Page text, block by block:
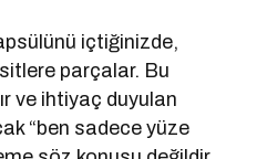
içtiğinizde,
parçalar. Bu
ve ihtiyaç duyulan
“ben sadece yüze